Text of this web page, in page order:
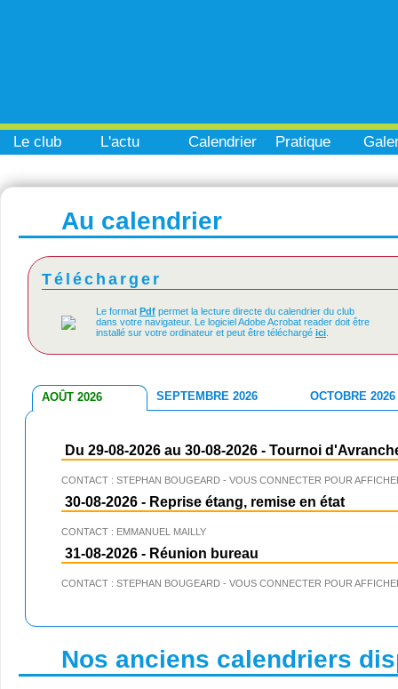
Le club L'actu Calendrier Pratique
Au calendrier
Télécharger
Le format Pdf permet la lecture directe du calendrier du club
dans votre navigateur. Le logiciel Adobe Acrobat reader doit être
installé sur votre ordinateur et peut être téléchargé ici
AOÛT 2026 SEPTEMBRE 2026 OCTOBRE 2026
Du 29-08-2026 au 30-08-2026 - Tournoi
CONTACT : STEPHAN BOUGEARD - VOUS CONNECTER POUR
30-08-2026 - Reprise étang, remise en état
CONTACT : EMMANUEL MAILLY
31-08-2026 - Réunion bureau
CONTACT : STEPHAN BOUGEARD - VOUS CONNECTER POUR
Nos anciens calendriers